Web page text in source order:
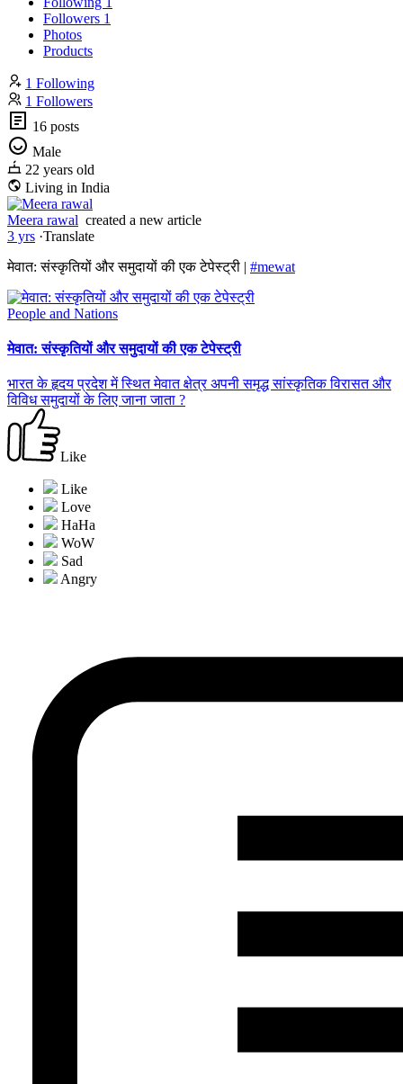
Followers 1
Photos
Products
1 Following
1 Followers
16 posts
Male
22 years old
Living in India
Meera rawal created a new article
3 yrs ·Translate
मेवात: संस्कृतियों और समुदायों की एक टेपेस्ट्री | #mewat
People and Nations
मेवात: संस्कृतियों और समुदायों की एक टेपेस्ट्री
भारत के हृदय प्रदेश में स्थित मेवात क्षेत्र अपनी समृद्ध सांस्कृतिक विरासत और
विविध समुदायों के लिए जाना जाता ?
Like